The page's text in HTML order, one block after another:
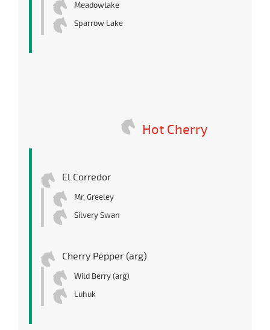
Meadowlake
Sparrow Lake
Hot Cherry
El Corredor
Mr. Greeley
Silvery Swan
Cherry Pepper (arg)
Wild Berry (arg)
Luhuk